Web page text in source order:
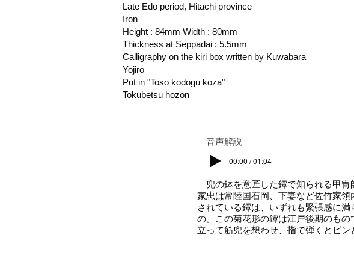
Late Edo period, Hitachi province
Iron
Height : 84mm Width : 80mm
Thickness at Seppadai : 5.5mm
Calligraphy on the kiri box written by Kuwabara
Yojiro
Put in "Toso kodogu koza"
Tokubetsu hozon
​音声解説
00:00 / 01:04
兜の鉢を意匠した鐔で知られる甲冑
家忠は常陸国石岡、下妻など佐竹家
されている鐔は、いずれも緊張感に
の。この菊花形の鐔は江戸後期のも
立って筋兜を想わせ、指で弾くとピ